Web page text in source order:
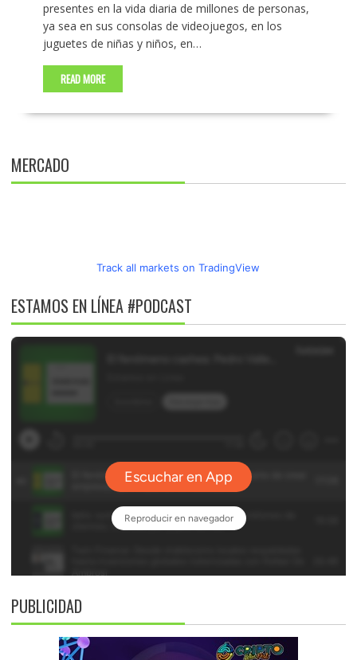
presentes en la vida diaria de millones de personas,
ya sea en sus consolas de videojuegos, en los
juguetes de niñas y niños, en…
READ MORE
MERCADO
Track all markets on TradingView
ESTAMOS EN LÍNEA #PODCAST
PUBLICIDAD